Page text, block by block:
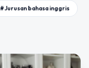
#Jurusan bahasa inggris